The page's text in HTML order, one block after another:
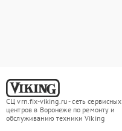
СЦ vrn.fix-viking.ru - сеть сервисных
центров в Воронеже по ремонту и
обслуживанию техники Viking